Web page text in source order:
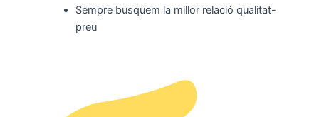
Sempre busquem la millor relació qualitat-
preu